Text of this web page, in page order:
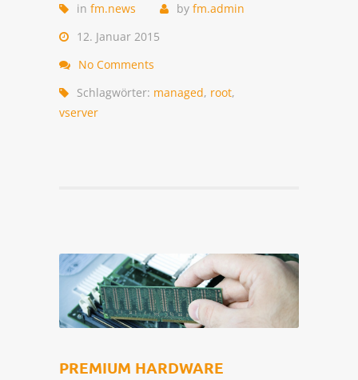
in fm.news by fm.admin
12. Januar 2015
No Comments
Schlagwörter: managed, root,
vserver
PREMIUM HARDWARE